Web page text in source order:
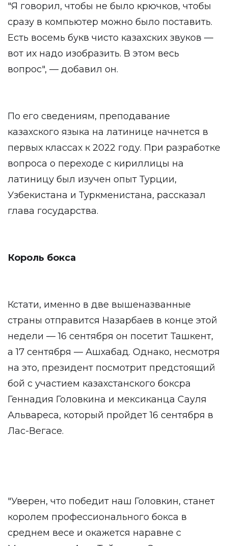
"Я говорил, чтобы не было крючков, чтобы
сразу в компьютер можно было поставить.
Есть восемь букв чисто казахских звуков —
вот их надо изобразить. В этом весь
вопрос", — добавил он.
По его сведениям, преподавание
казахского языка на латинице начнется в
первых классах к 2022 году. При разработке
вопроса о переходе с кириллицы на
латиницу был изучен опыт Турции,
Узбекистана и Туркменистана, рассказал
глава государства.
Король бокса
Кстати, именно в две вышеназванные
страны отправится Назарбаев в конце этой
недели — 16 сентября он посетит Ташкент,
а 17 сентября — Ашхабад. Однако, несмотря
на это, президент посмотрит предстоящий
бой с участием казахстанского боксра
Геннадия Головкина и мексиканца Сауля
Альвареса, который пройдет 16 сентября в
Лас-Вегасе.
"Уверен, что победит наш Головкин, станет
королем профессионального бокса в
среднем весе и окажется наравне с